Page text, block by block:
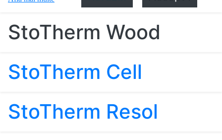
StoTherm Wood
StoTherm Cell
StoTherm Resol